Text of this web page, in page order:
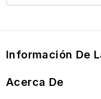
Información De
Acerca De